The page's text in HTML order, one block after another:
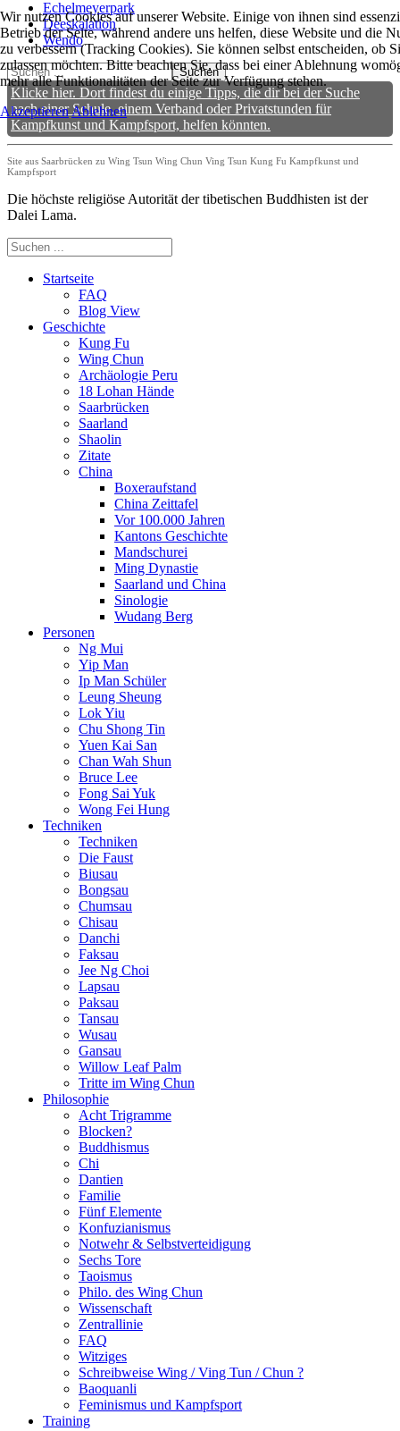
Echelmeyerpark
Deeskalation
Wendo
Suchen
Klicke hier. Dort findest du einige Tipps, die dir bei der Suche
nach einer Schule, einem Verband oder Privatstunden für
Kampfkunst und Kampfsport, helfen könnten.
Site aus Saarbrücken zu Wing Tsun Wing Chun Ving Tsun Kung Fu Kampfkunst und
Kampfsport
Die höchste religiöse Autorität der tibetischen Buddhisten ist der
Dalei Lama.
Startseite
FAQ
Blog View
Geschichte
Kung Fu
Wing Chun
Archäologie Peru
18 Lohan Hände
Saarbrücken
Saarland
Shaolin
Zitate
China
Boxeraufstand
China Zeittafel
Vor 100.000 Jahren
Kantons Geschichte
Mandschurei
Ming Dynastie
Saarland und China
Sinologie
Wudang Berg
Personen
Ng Mui
Yip Man
Ip Man Schüler
Leung Sheung
Lok Yiu
Chu Shong Tin
Yuen Kai San
Chan Wah Shun
Bruce Lee
Fong Sai Yuk
Wong Fei Hung
Techniken
Techniken
Die Faust
Biusau
Bongsau
Chumsau
Chisau
Danchi
Faksau
Jee Ng Choi
Lapsau
Paksau
Tansau
Wusau
Gansau
Willow Leaf Palm
Tritte im Wing Chun
Philosophie
Acht Trigramme
Blocken?
Buddhismus
Chi
Dantien
Familie
Fünf Elemente
Konfuzianismus
Notwehr & Selbstverteidigung
Sechs Tore
Taoismus
Philo. des Wing Chun
Wissenschaft
Zentrallinie
FAQ
Witziges
Schreibweise Wing / Ving Tun / Chun ?
Baoquanli
Feminismus und Kampfsport
Training
Wir nutzen Cookies auf unserer Website. Einige von ihnen sind
Betrieb der Seite, während andere uns helfen, diese Website und die
zu verbessern (Tracking Cookies). Sie können selbst entscheiden, ob
zulassen möchten. Bitte beachten Sie, dass bei einer Ablehnung
mehr alle Funktionalitäten der Seite zur Verfügung stehen.
AkzeptierenAblehnen